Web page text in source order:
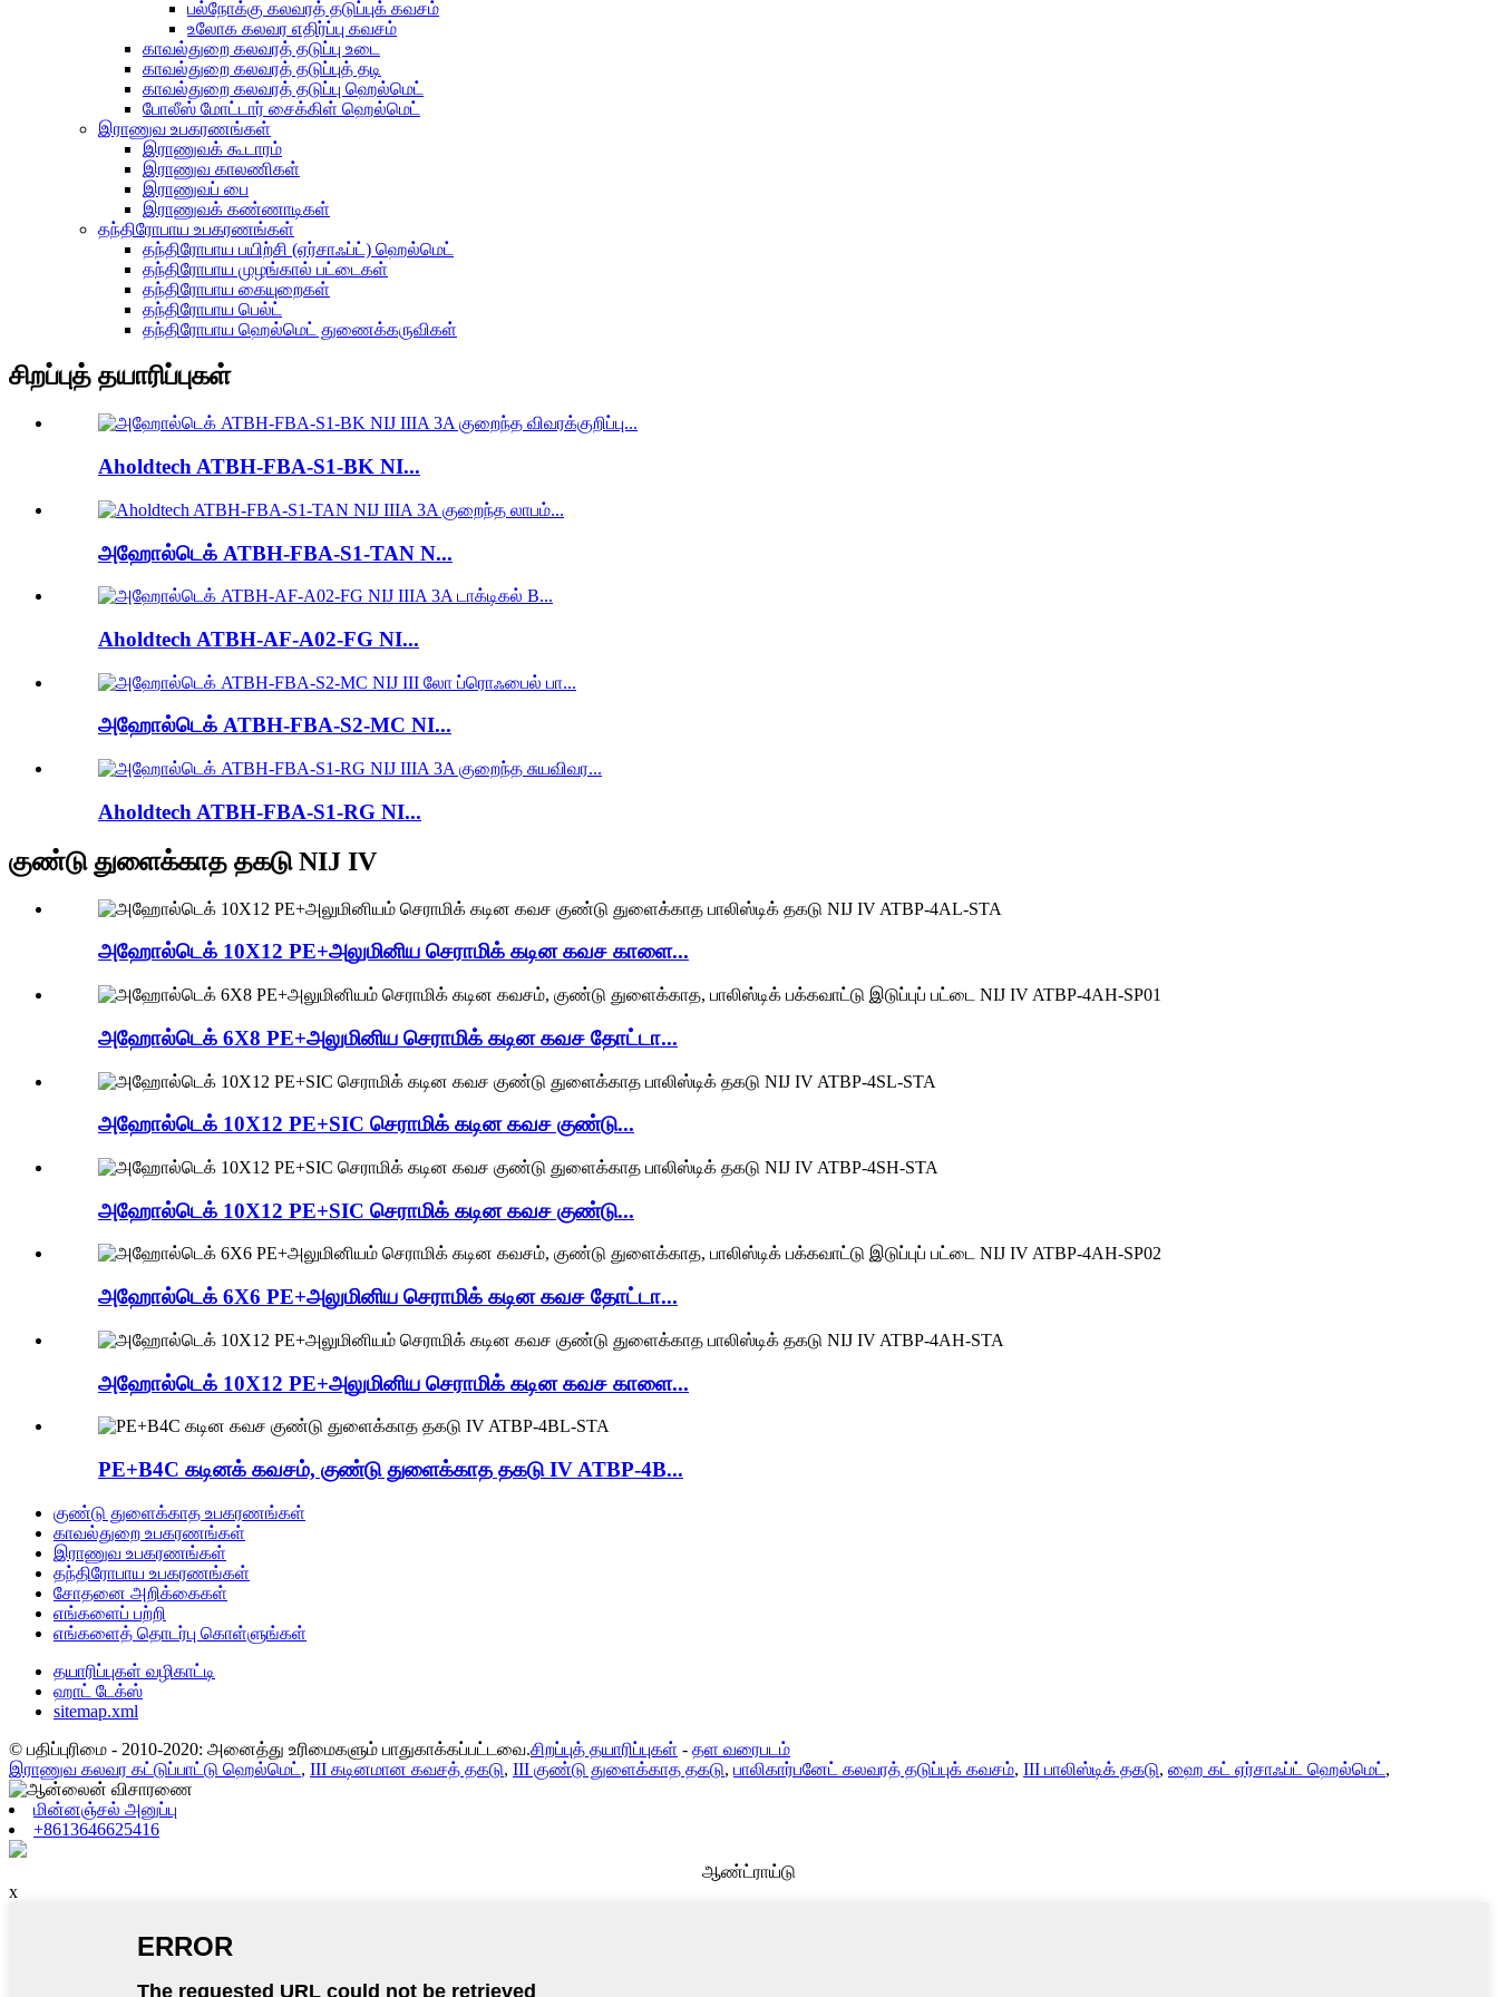
பல்நோக்கு கலவரத் தடுப்புக் கவசம்
உலோக கலவர எதிர்ப்பு கவசம்
காவல்துறை கலவரத் தடுப்பு உடை
காவல்துறை கலவரத் தடுப்புத் தடி
காவல்துறை கலவரத் தடுப்பு ஹெல்மெட்
போலீஸ் மோட்டார் சைக்கிள் ஹெல்மெட்
இராணுவ உபகரணங்கள்
இராணுவக் கூடாரம்
இராணுவ காலணிகள்
இராணுவப் பை
இராணுவக் கண்ணாடிகள்
தந்திரோபாய உபகரணங்கள்
தந்திரோபாய பயிற்சி (ஏர்சாஃப்ட்) ஹெல்மெட்
தந்திரோபாய முழங்கால் பட்டைகள்
தந்திரோபாய கையுறைகள்
தந்திரோபாய பெல்ட்
தந்திரோபாய ஹெல்மெட் துணைக்கருவிகள்
சிறப்புத் தயாரிப்புகள்
Aholdtech ATBH-FBA-S1-BK NI...
அஹோல்டெக் ATBH-FBA-S1-TAN N...
Aholdtech ATBH-AF-A02-FG NI...
அஹோல்டெக் ATBH-FBA-S2-MC NI...
Aholdtech ATBH-FBA-S1-RG NI...
குண்டு துளைக்காத தகடு NIJ IV
அஹோல்டெக் 10X12 PE+அலுமினிய செராமிக் கடின கவச காளை...
அஹோல்டெக் 6X8 PE+அலுமினிய செராமிக் கடின கவச தோட்டா...
அஹோல்டெக் 10X12 PE+SIC செராமிக் கடின கவச குண்டு...
அஹோல்டெக் 10X12 PE+SIC செராமிக் கடின கவச குண்டு...
அஹோல்டெக் 6X6 PE+அலுமினிய செராமிக் கடின கவச தோட்டா...
அஹோல்டெக் 10X12 PE+அலுமினிய செராமிக் கடின கவச காளை...
PE+B4C கடினக் கவசம், குண்டு துளைக்காத தகடு IV ATBP-4B...
குண்டு துளைக்காத உபகரணங்கள்
காவல்துறை உபகரணங்கள்
இராணுவ உபகரணங்கள்
தந்திரோபாய உபகரணங்கள்
சோதனை அறிக்கைகள்
எங்களைப் பற்றி
எங்களைத் தொடர்பு கொள்ளுங்கள்
தயாரிப்புகள் வழிகாட்டி
ஹாட் டேக்ஸ்
sitemap.xml
© பதிப்புரிமை - 2010-2020: அனைத்து உரிமைகளும் பாதுகாக்கப்பட்டவை.சிறப்புத் தயாரிப்புகள் - தள வரைபடம்
இராணுவ கலவர கட்டுப்பாட்டு ஹெல்மெட் , III கடினமான கவசத் தகடு, III குண்டு துளைக்காத தகடு, பாலிகார்பனேட் கலவரத் தடுப்புக் கவசம், III பாலிஸ்டிக் தகடு, ஹை கட் ஏர்சாஃப்ட் ஹெல்மெட் ,
மின்னஞ்சல் அனுப்பு
+8613646625416
ஆண்ட்ராய்டு
x